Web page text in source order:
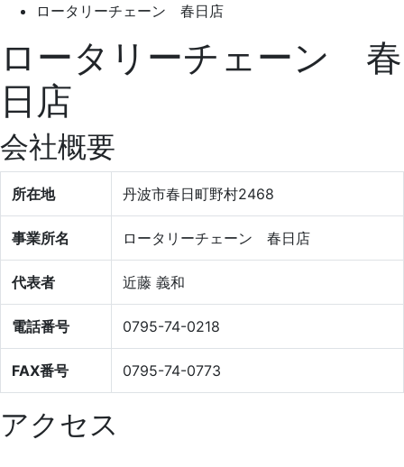
ロータリーチェーン 春日店
ロータリーチェーン 春
日店
会社概要
所在地 丹波市春日町野村2468
事業所名 ロータリーチェーン 春日店
代表者 近藤 義和
電話番号 0795-74-0218
FAX番号 0795-74-0773
アクセス